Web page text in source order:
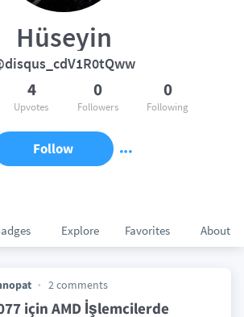
Explore Favorites About
Hüseyin
4
Upvotes
0
Followers
0
Following
Follow
2 comments
için AMD İşlemcilerde